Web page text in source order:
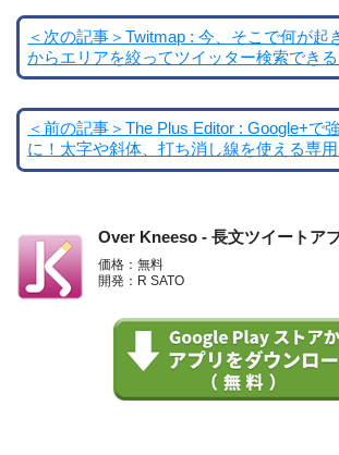
＜次の記事＞Twitmap : 今、そこで何が起
からエリアを絞ってツイッター検索できる
＜前の記事＞The Plus Editor : Google+で
に！太字や斜体、打ち消し線を使える専用
Over Kneeso - 長文ツイートア
価格：無料
開発：R SATO